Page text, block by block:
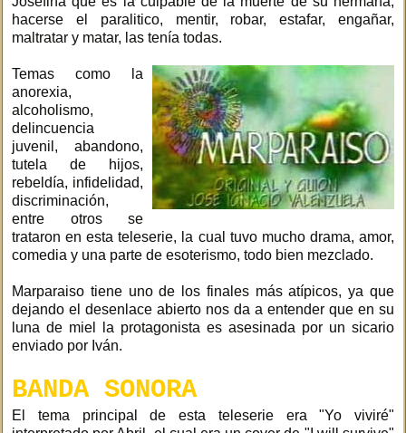
hacerse el paralitico, mentir, robar, estafar, engañar,
maltratar y matar, las tenía todas.
Temas como la
anorexia,
alcoholismo,
delincuencia
juvenil, abandono,
tutela de hijos,
rebeldía, infidelidad,
discriminación,
entre otros se
trataron en esta teleserie, la cual tuvo mucho drama, amor,
comedia y una parte de esoterismo, todo bien mezclado.
Marparaiso tiene uno de los finales más atípicos, ya que
dejando el desenlace abierto nos da a entender que en su
luna de miel la protagonista es asesinada por un sicario
enviado por Iván.
BANDA SONORA
El tema principal de esta teleserie era "Yo viviré"